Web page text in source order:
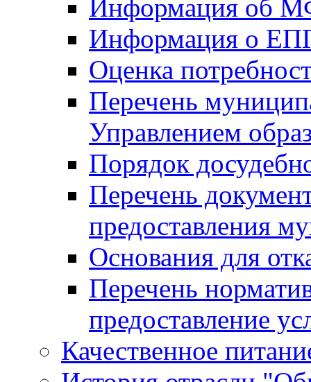
Информация об
Информация о
Оценка
Перечень
Управлением
Порядок
Перечень
предоставления
Основания для
Перечень
предоставление
Качественное